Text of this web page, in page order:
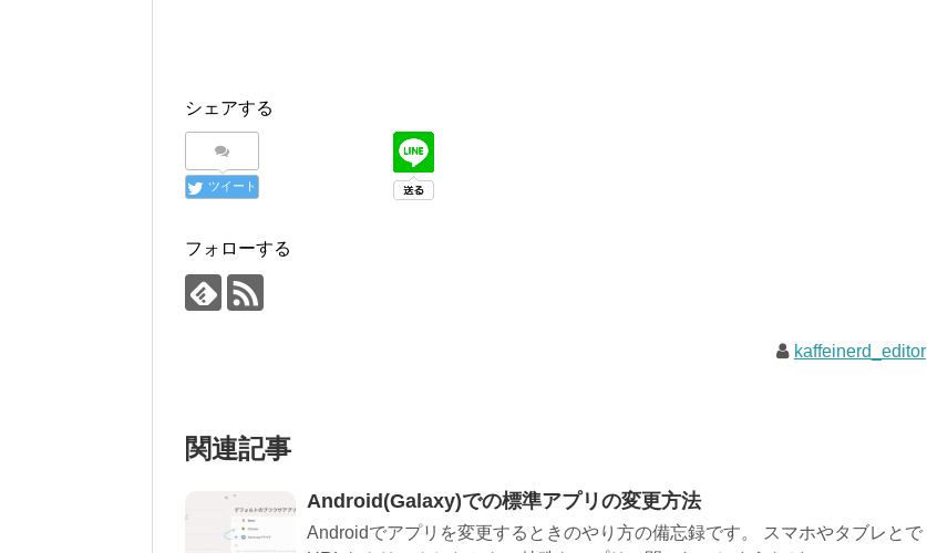
シェアする
ツイート
フォローする
kaffeinerd_editor
関連記事
Android(Galaxy)での標準アプリの変更方法
Androidでアプリを変更するときのやり方の備忘録です。 スマホやタブレとで